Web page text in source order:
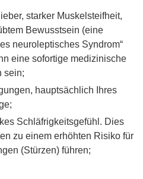
starker Muskelsteifheit,
Bewusstsein (eine
neuroleptisches Syndrom“
eine sofortige medizinische
sein;
hauptsächlich Ihres
Schläfrigkeitsgefühl. Dies
zu einem erhöhten Risiko für
(Stürzen) führen;